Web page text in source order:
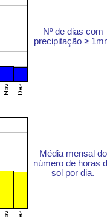
Nº de dias com
precipitação ≥
Média mensal do
número de horas
sol por dia.